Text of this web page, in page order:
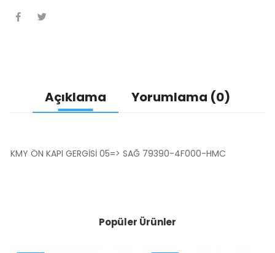
Açıklama Yorumlama (0)
KMY ÖN KAPI GERGİSİ 05=> SAĞ 79390-4F000-HMC
Popüler Ürünler